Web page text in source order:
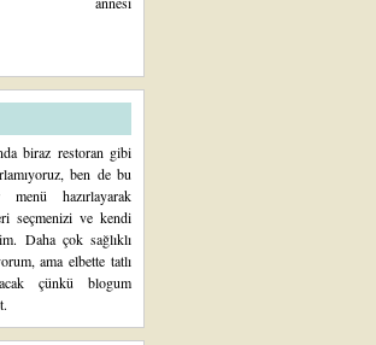
biraz restoran gibi
ben de bu
hazırlayarak
seçmenizi ve kendi
Daha çok sağlıklı
ama elbette tatlı
çünkü blogum